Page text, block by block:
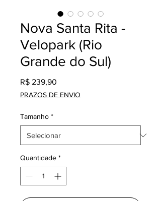
Nova Santa Rita -
Velopark (Rio
Grande do Sul)
R$ 239,90
PRAZOS DE ENVIO
Tamanho *
Quantidade *